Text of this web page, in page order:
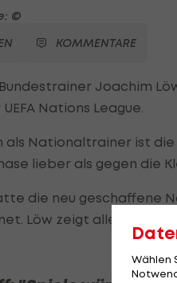
©
KOMMENTARE
Bundestrainer Joachim
Nations League.
als Nationaltrainer ist
lieber als gegen die
die neu geschaffene
Löw zeigt allerdings
Wählen